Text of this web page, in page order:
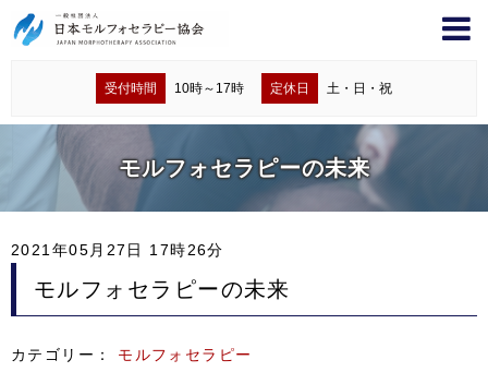
受付時間 10時～17時 定休日 土・日・祝
モルフォセラピーの未来
2021年05月27日 17時26分
モルフォセラピーの未来
カテゴリー： モルフォセラピー